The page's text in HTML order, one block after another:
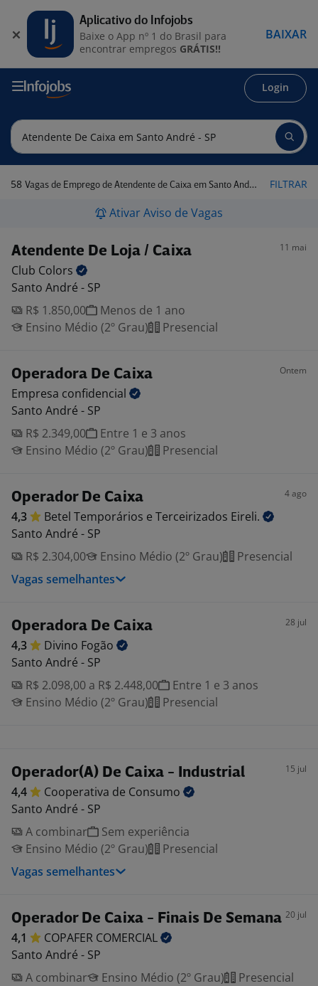
Login
58 Vagas de Emprego de Atendente de Caixa em Santo André - SP FILTRAR
Ativar Aviso de Vagas
Atendente De Loja / Caixa 11 mai
Club Colors
Santo André - SP
R$ 1.850,00
Menos de 1 ano
Ensino Médio (2º Grau)
Presencial
Operadora De Caixa Ontem
Empresa confidencial
Santo André - SP
R$ 2.349,00
Entre 1 e 3 anos
Ensino Médio (2º Grau)
Presencial
Operador De Caixa 4 ago
4,3 Betel Temporários e Terceirizados Eireli.
Santo André - SP
R$ 2.304,00
Ensino Médio (2º Grau)
Presencial
Vagas semelhantes
Operadora De Caixa 28 jul
4,3 Divino Fogão
Santo André - SP
R$ 2.098,00 a R$ 2.448,00
Entre 1 e 3 anos
Ensino Médio (2º Grau)
Presencial
Operador(A) De Caixa - Industrial 15 jul
4,4 Cooperativa de Consumo
Santo André - SP
A combinar
Sem experiência
Ensino Médio (2º Grau)
Presencial
Vagas semelhantes
Operador De Caixa - Finais De Semana 20 jul
4,1 COPAFER COMERCIAL
Santo André - SP
A combinar
Ensino Médio (2º Grau) Presencial
Aplicativo do Infojobs
Baixe o App nº 1 do Brasil para
encontrar empregos GRÁTIS!!
BAIXAR